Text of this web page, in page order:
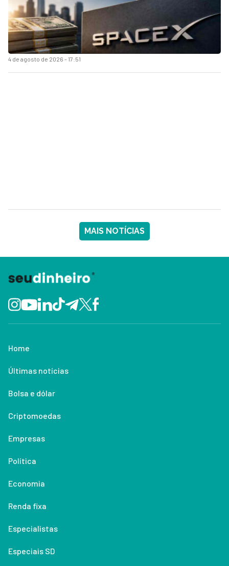
4 de agosto de 2026 - 17:51
MAIS NOTÍCIAS
Home
Últimas notícias
Bolsa e dólar
Criptomoedas
Empresas
Política
Economia
Renda fixa
Especialistas
Especiais SD